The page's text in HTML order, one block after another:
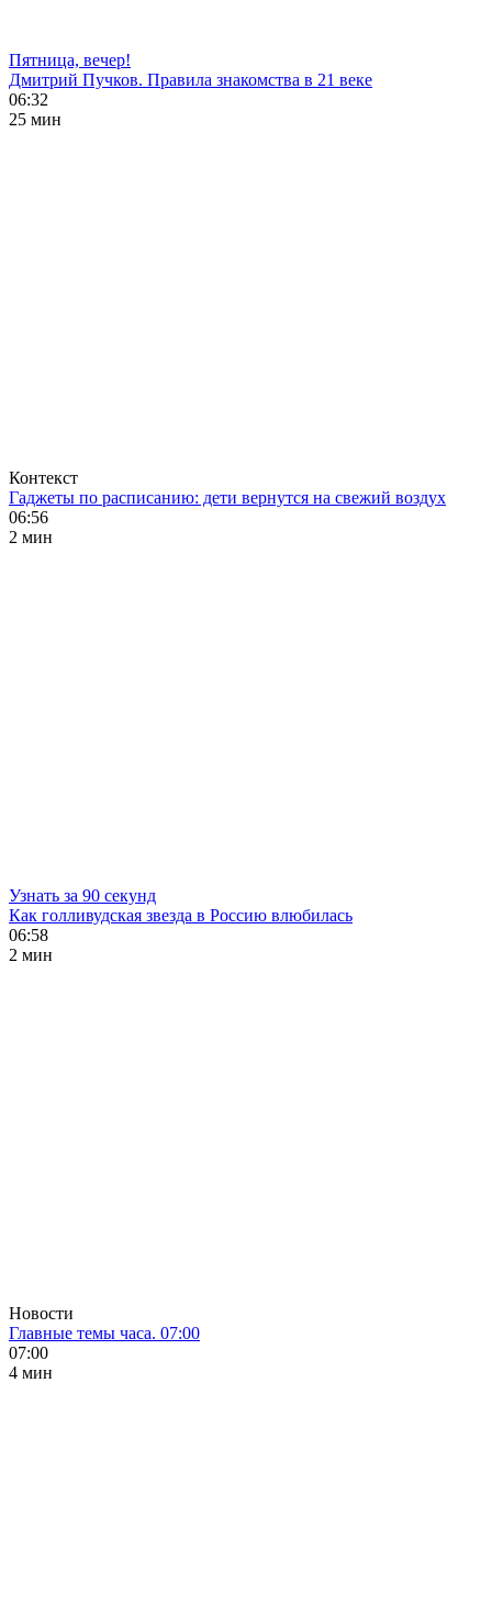
Пятница, вечер!
Дмитрий Пучков. Правила знакомства в 21 веке
06:32
25 мин
Контекст
Гаджеты по расписанию: дети вернутся на свежий воздух
06:56
2 мин
Узнать за 90 секунд
Как голливудская звезда в Россию влюбилась
06:58
2 мин
Новости
Главные темы часа. 07:00
07:00
4 мин